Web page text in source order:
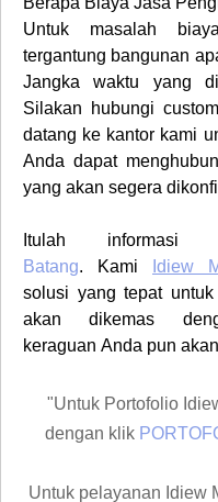
Untuk masalah
tergantung bangunan
Jangka waktu yang
Silakan hubungi
datang ke kantor kami
Anda dapat
yang akan segera
Itulah informasi
Batang. Kami Idiew
solusi yang tepat untuk
akan dikemas
keraguan Anda pun
"Untuk Portofolio
dengan klik
Untuk pelayanan Idiew